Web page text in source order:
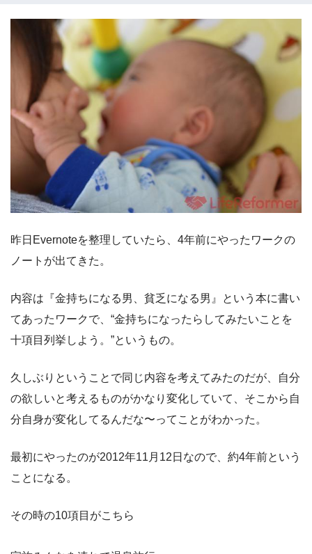
昨日Evernoteを整理していたら、4年前にやったワークの
ノートが出てきた。
内容は『金持ちになる男、貧乏になる男』という本に書い
てあったワークで、“金持ちになったらしてみたいことを
十項目列挙しよう。”というもの。
久しぶりということで同じ内容を考えてみたのだが、自分
の欲しいと考えるものがかなり変化していて、そこから自
分自身が変化してるんだな〜ってことがわかった。
最初にやったのが2012年11月12日なので、約4年前という
ことになる。
その時の10項目がこちら